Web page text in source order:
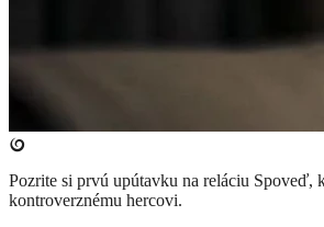
Pozrite si prvú upútavku na reláciu Spoveď,
kontroverznému hercovi.